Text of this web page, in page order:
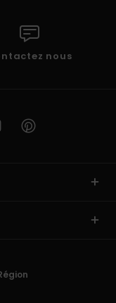
nous